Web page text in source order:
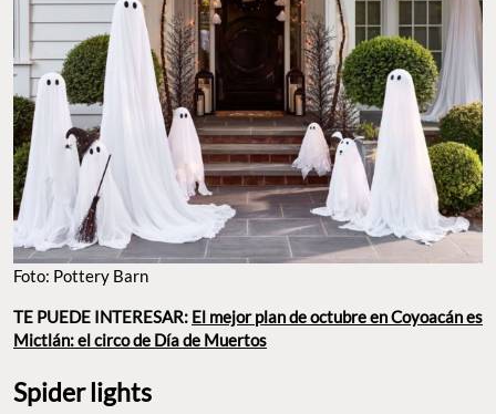
Foto: Pottery Barn
TE PUEDE INTERESAR: El mejor plan de octubre en Coyoacán es
Mictlán: el circo de Día de Muertos
Spider lights